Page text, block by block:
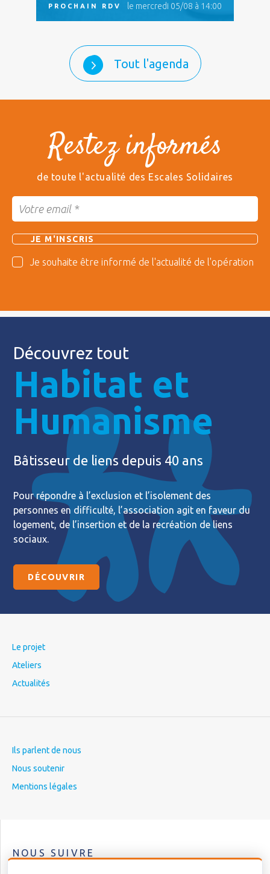
PROCHAIN RDV le mercredi 05/08 à 14:00
Tout l'agenda
Restez informés
de toute l'actualité des Escales Solidaires
Je souhaite être informé de l'actualité de l'opération
Découvrez tout
Habitat et
Humanisme
Bâtisseur de liens depuis 40 ans
Pour répondre à l’exclusion et l’isolement des
personnes en difficulté, l’association agit en faveur du
logement, de l’insertion et de la recréation de liens
sociaux.
DÉCOUVRIR
Le projet
Ateliers
Actualités
Ils parlent de nous
Nous soutenir
Mentions légales
NOUS SUIVRE